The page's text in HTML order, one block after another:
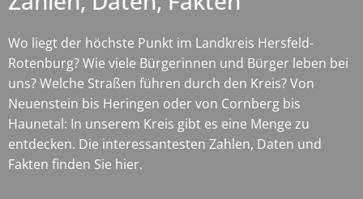
Wo liegt der höchste Punkt im Landkreis Hersfeld-
Rotenburg? Wie viele Bürgerinnen und Bürger leben bei
uns? Welche Straßen führen durch den Kreis? Von
Neuenstein bis Heringen oder von Cornberg bis
Haunetal: In unserem Kreis gibt es eine Menge zu
entdecken. Die interessantesten Zahlen, Daten und
Fakten finden Sie hier.